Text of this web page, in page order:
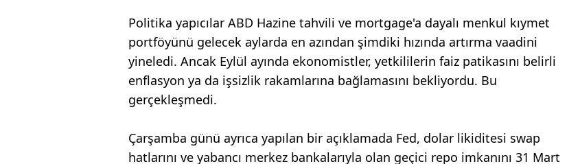
Politika yapıcılar ABD Hazine tahvili ve mortgage'a dayalı menkul kıymet
portföyünü gelecek aylarda en azından şimdiki hızında artırma vaadini
yineledi. Ancak Eylül ayında ekonomistler, yetkililerin faiz patikasını belirli
enflasyon ya da işsizlik rakamlarına bağlamasını bekliyordu. Bu
gerçekleşmedi.
Çarşamba günü ayrıca yapılan bir açıklamada Fed, dolar likiditesi swap
hatlarını ve yabancı merkez bankalarıyla olan geçici repo imkanını 31 Mart